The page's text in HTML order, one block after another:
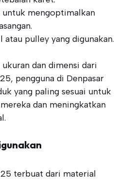
untuk mengoptimalkan
pulley yang digunakan.
dan dimensi dari
pengguna di Denpasar
yang paling sesuai untuk
dan meningkatkan
terbuat dari material